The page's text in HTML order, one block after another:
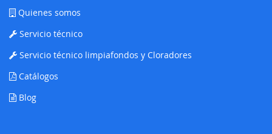
Quienes somos
Servicio técnico
Servicio técnico limpiafondos y Cloradores
Catálogos
Blog